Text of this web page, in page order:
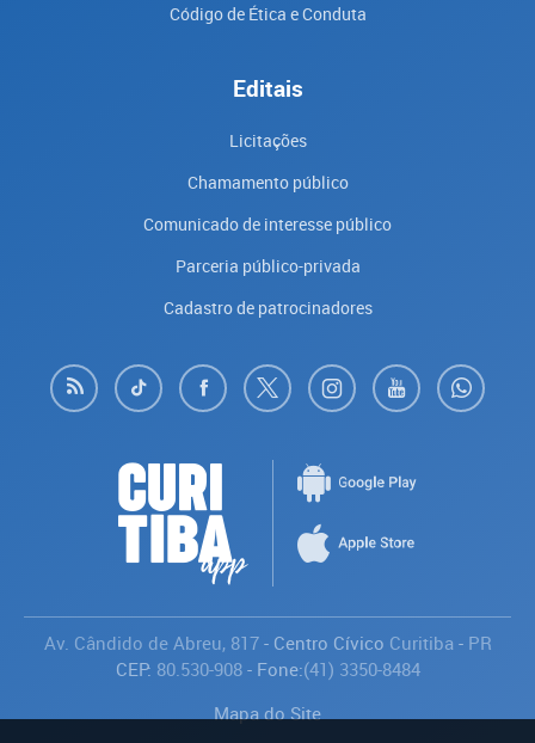
Código de Ética e Conduta
Editais
Licitações
Chamamento público
Comunicado de interesse público
Parceria público-privada
Cadastro de patrocinadores
Av. Cândido de Abreu, 817- Centro Cívico Curitiba - PR
CEP: 80.530-908- Fone:(41) 3350-8484
Mapa do Site